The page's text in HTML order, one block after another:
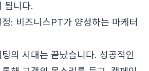
됩니다.
: 비즈니스PT가 양성하는 마케터
의 시대는 끝났습니다. 성공적인